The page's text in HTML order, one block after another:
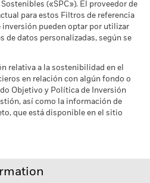
544
las Calificaciones de Fondos
jul 2026, tomando como base las
ESG de MSCI en algún momento
Empresarial de BlackRock
Carbón Térmico y Arenas
para aquellas empresas
o arenas bituminosas de
ESG Research. Para la
cualquier ingreso de la
o arenas bituminosas (siendo
del 0 %), de acuerdo con lo
los niveles son los
de Implicación Empresarial
(«SPC»). El proveedor de
para estos Filtros de referencia
inversión pueden optar por utilizar
de datos personalizadas, según se
relativa a la sostenibilidad en el
en relación con algún fondo o
Objetivo y Política de Inversión
así como la información de
que está disponible en el sitio